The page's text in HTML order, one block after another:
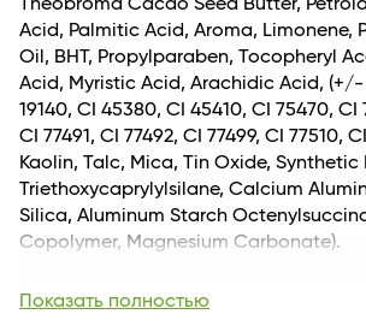
Acid, Palmitic Acid, Aroma, Limonene,
Oil, BHT, Propylparaben, Tocopheryl
Acid, Myristic Acid, Arachidic Acid, (+/-
19140, CI 45380, CI 45410, CI 75470, CI
CI 77491, CI 77492, CI 77499, CI 77510,
Kaolin, Talc, Mica, Tin Оxide,
Triethoxycaprylylsilane, Calcium
Silica, Aluminum Starch
Copolymer, Magnesium Carbonate).
Вес, кг
Показать полностью